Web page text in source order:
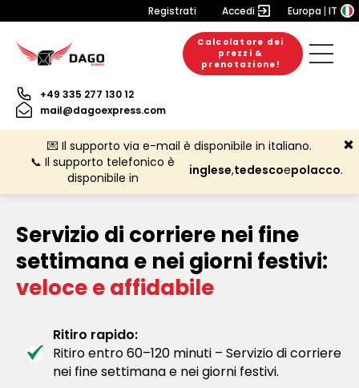
Registrati Accedi Europa IT
Calcolatore dei
prezzi &
prenotazione!
+49 335 277 130 12
mail@dagoexpress.com
💌 Il supporto via e-mail è disponibile in italiano.
📞 Il supporto telefonico è
disponibile in
inglese,tedescoepolacco.
Servizio di corriere nei fine
settimana e nei giorni festivi:
veloce e affidabile
Ritiro rapido:
Ritiro entro 60–120 minuti – Servizio di corriere
nei fine settimana e nei giorni festivi.